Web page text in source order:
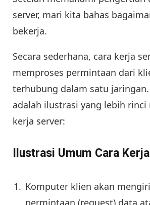
server, mari kita bahas
bekerja.
Secara sederhana, cara kerja
memproses permintaan dari
terhubung dalam satu
adalah ilustrasi yang lebih rinci
kerja server:
Ilustrasi Umum Cara
Komputer klien akan